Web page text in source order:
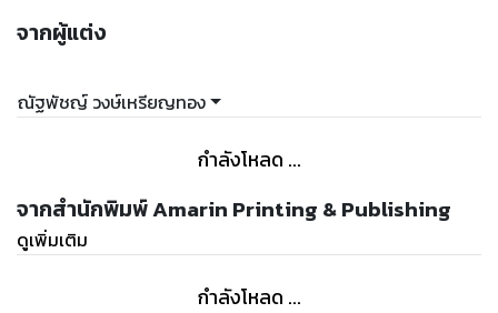
แต่อย่างใด หากแต่เป็นสิ่งที่ชวนให้เราค้นหาอยู่ไม่น้อยว่ามีอะไรที่
สิ่งเหล่านี้ได้ว่า “ประสบการณ์”
.
สิ่งเหล่านี้คือจุดเริ่มต้นที่ทำให้ผมคิดถึงการเขียนหนังสือเล่มนี้
สำคัญมากกับการเป็นลูกค้าของมนุษย์คือ ใจเปี่ยมสุขซึ่งเกิดขึ้นมา
จากประสบการณ์ที่ดีเยี่ยม
.
นี่ไม่ใช่เรื่องใหม่อะไร แต่มันคือเรื่องเก่าที่ถูกทำให้ชัดเจนกว่าเดิม ดี
จากผู้แต่ง
ณัฐพัชญ์ วงษ์เหรียญทอง
กำลังโหลด ...
จากสำนักพิมพ์ Amarin Printing & Publishing
ดูเพิ่มเติม
กำลังโหลด ...